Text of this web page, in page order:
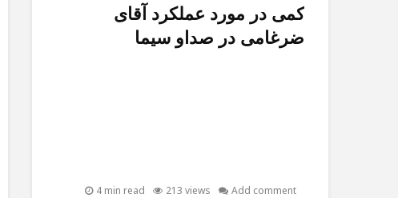
کمی در مورد عملکرد آقای
ضرغامی در صداو سیما
Add comment
213 views
4 min read